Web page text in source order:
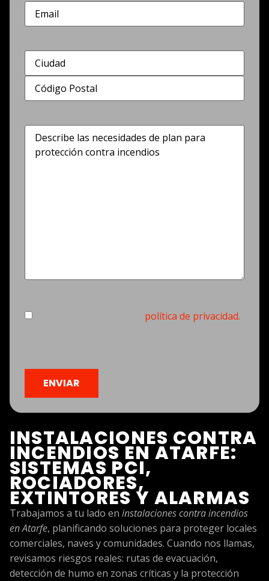
INSTALACIONES CONTRA
INCENDIOS EN ATARFE:
SISTEMAS PCI,
ROCIADORES,
EXTINTORES Y ALARMAS
Trabajamos a tu lado en instalaciones contra incendios
en Atarfe, planificando soluciones para proteger locales
comerciales, naves y comunidades. Cuando nos llamas,
revisamos riesgos reales: rutas de evacuación,
detección de humo en zonas críticas y la protección
Correo
electrónico
Dirección
Describe
las
necesidades
Consentimiento (Obligatorio)política de privacidad.